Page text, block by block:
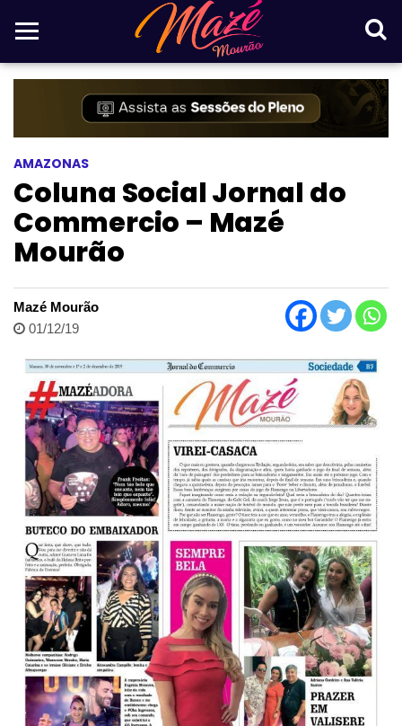
AMAZONAS
Coluna Social Jornal do
Commercio – Mazé
Mourão
Mazé Mourão
01/12/19